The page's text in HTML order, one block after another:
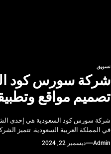
تسويق
شركة سورس كود
تصميم مواقع
شركة سورس كود السعودية هي إحدى
في المملكة العربية السعودية. تتميز
Admin ديسمبر 22, 2024